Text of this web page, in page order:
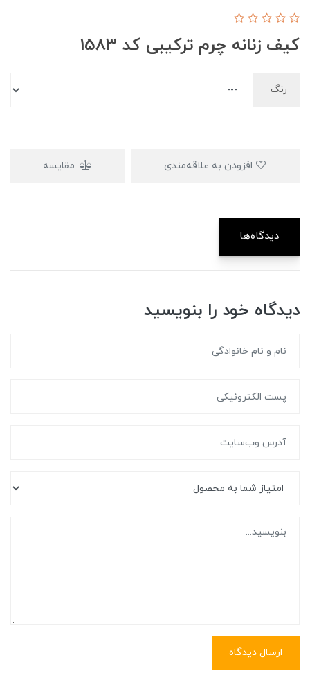
کیف زنانه چرم ترکیبی کد 1583
رنگ
مقایسه
دیدگاه‌ها
دیدگاه خود را بنویسید
ارسال دیدگاه